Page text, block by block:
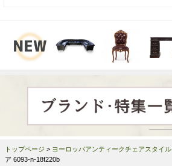
トップページ > ヨーロッパアンティークチェアスタイル
ア 6093-n-18f220b